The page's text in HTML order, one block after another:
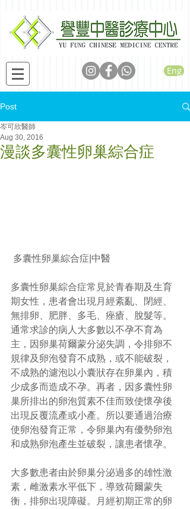
Eng
Post
漫談多囊性卵巢綜合症
岑可欣醫師
Aug 30, 2016
多囊性卵巢綜合症|中醫
多囊性卵巢綜合症常見於青春期及生育
期女性，患者會出現月經紊亂、閉經、
無排卵、肥胖、多毛、痤瘡、脫髮等。
通常求診的病人大多數以不孕不育為
主，因卵巢荷爾蒙分泌失調，令排卵不
規律及卵泡發育不成熟，或不能破裂，
不成熟的濾泡以小囊狀存在卵巢內，積
少成多而造成不孕。再者，因多囊性卵
巢所排出的卵泡質素不佳而致使懷孕後
出現反覆流產或小產。所以要通過治療
使卵泡發育正常，令卵巢內有優勢卵泡
和成熟卵泡產生並破裂，讓患者懷孕。
大多數患者由於卵巢分泌過多的雄性激
素，雌激素水平低下，導致荷爾蒙失
衡，排卵出現障礙。月經初期正常的卵